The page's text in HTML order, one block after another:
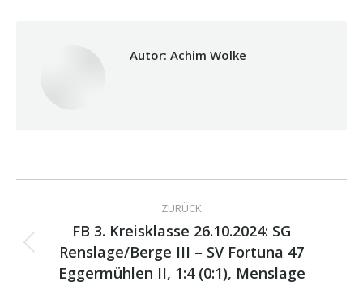
Autor: Achim Wolke
Kommentarnavigation
ZURÜCK
Vorheriger
Beitrag:
FB 3. Kreisklasse 26.10.2024: SG
Renslage/Berge III – SV Fortuna 47
Eggermühlen II, 1:4 (0:1), Menslage